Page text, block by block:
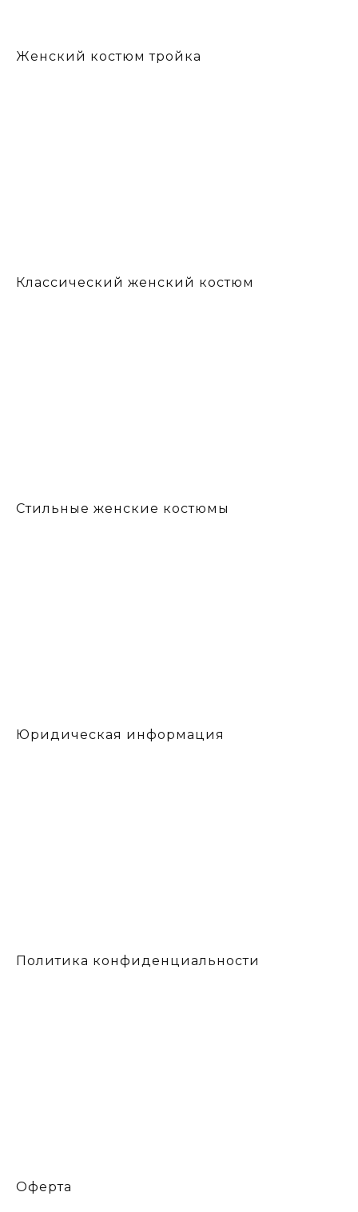
Женский костюм тройка
Классический женский костюм
Стильные женские костюмы
Юридическая информация
Политика конфиденциальности
Оферта